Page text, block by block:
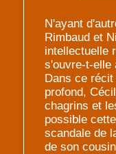
N'ayant
Rimbaud et
intellectuelle
s'ouvre-t-elle
Dans ce
profond,
chagrins et
possible
scandale de
de son